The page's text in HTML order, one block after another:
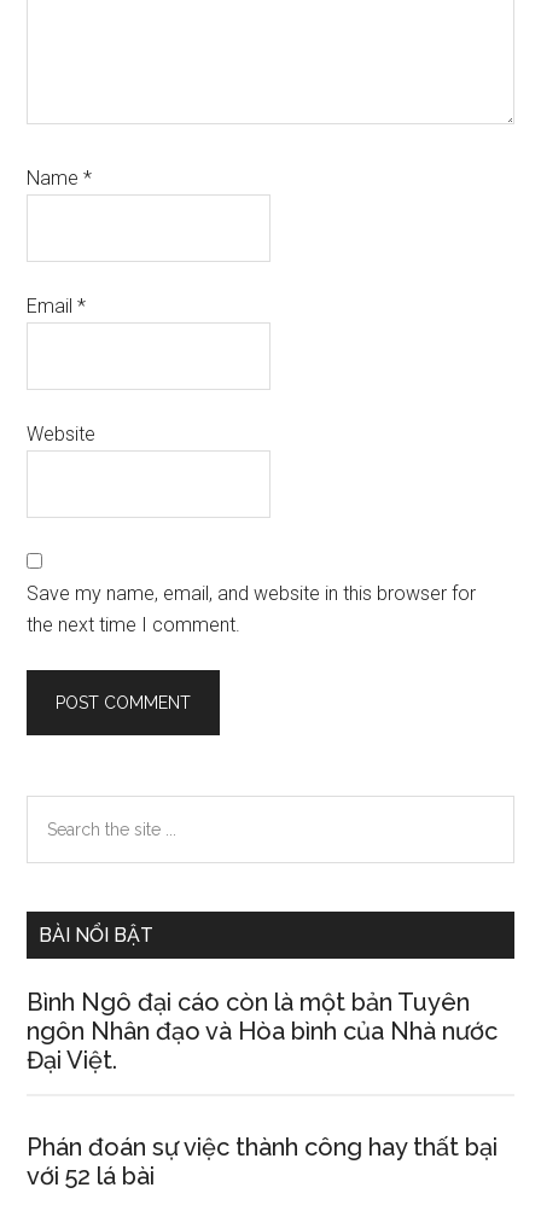
Name*
Email*
Website
Save my name, email, and website in this browser for
the next time I comment.
Primary
Sidebar
the
BÀI NỔI BẬT
Bình Ngô đại cáo còn là một bản Tuyên
ngôn Nhân đạo và Hòa bình của Nhà nước
Đại Việt.
Phán đoán sự việc thành công hay thất bại
với 52 lá bài